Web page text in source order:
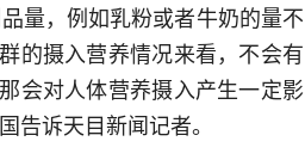
量，例如乳粉或者牛奶的量不
的摄入营养情况来看，不会有
会对人体营养摄入产生一定影
告诉天目新闻记者。